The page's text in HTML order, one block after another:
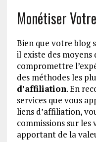
Monétiser
Bien que votre blog
il existe des moyens
compromettre
des méthodes les
d’affiliation. En
services que vous
liens d’affiliation,
commissions sur les
apportant de la